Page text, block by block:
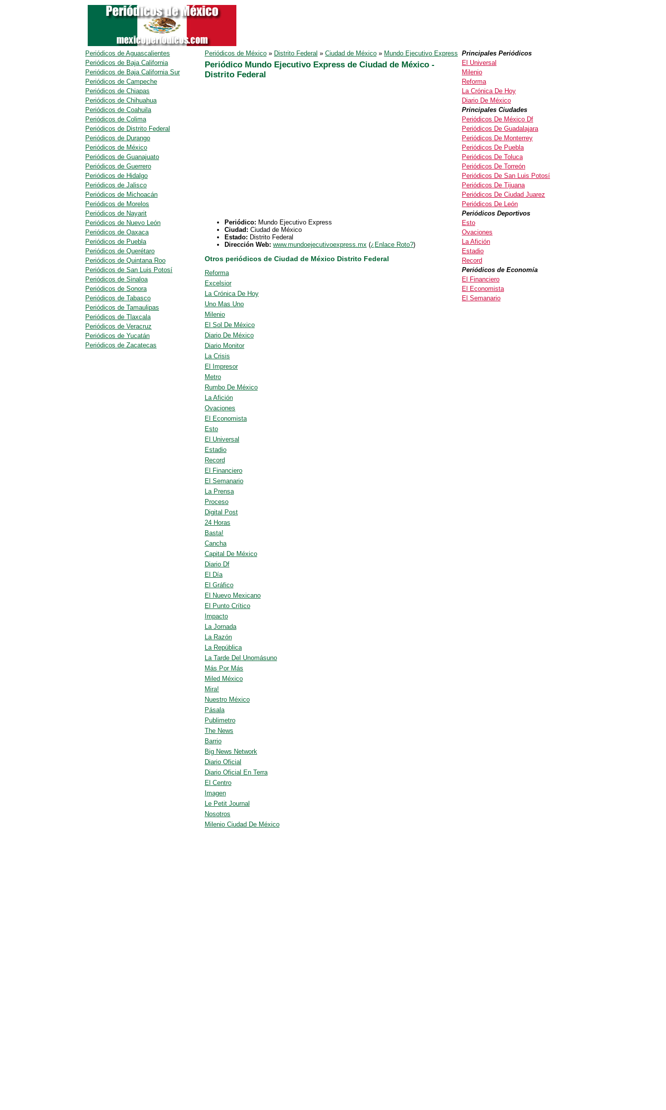
Periódicos de México» Distrito Federal » Ciudad de México» Mundo Ejecutivo Express
Periódico Mundo Ejecutivo Express de Ciudad de México -
Distrito Federal
Periódico: Mundo Ejecutivo Express
Ciudad: Ciudad de México
Estado: Distrito Federal
Dirección Web: www.mundoejecutivoexpress.mx(¿Enlace Roto?)
Otros periódicos de Ciudad de México Distrito Federal
Reforma
Excelsior
La Crónica De Hoy
Uno Mas Uno
Milenio
El Sol De México
Diario De México
Diario Monitor
La Crisis
El Impresor
Metro
Rumbo De México
La Afición
Ovaciones
El Economista
Esto
El Universal
Estadio
Record
El Financiero
El Semanario
La Prensa
Proceso
Digital Post
24 Horas
Basta!
Cancha
Capital De México
Diario Df
El Día
El Gráfico
El Nuevo Mexicano
El Punto Crítico
Impacto
La Jornada
La Razón
La República
La Tarde Del Unomásuno
Más Por Más
Miled México
Mira!
Nuestro México
Pásala
Publimetro
The News
Barrio
Big News Network
Diario Oficial
Diario Oficial En Terra
El Centro
Imagen
Le Petit Journal
Nosotros
Milenio Ciudad De México
Periódicos de Aguascalientes
Periódicos de Baja California
Periódicos de Baja California Sur
Periódicos de Campeche
Periódicos de Chiapas
Periódicos de Chihuahua
Periódicos de Coahuila
Periódicos de Colima
Periódicos de Distrito Federal
Periódicos de Durango
Periódicos de México
Periódicos de Guanajuato
Periódicos de Guerrero
Periódicos de Hidalgo
Periódicos de Jalisco
Periódicos de Michoacán
Periódicos de Morelos
Periódicos de Nayarit
Periódicos de Nuevo León
Periódicos de Oaxaca
Periódicos de Puebla
Periódicos de Querétaro
Periódicos de Quintana Roo
Periódicos de San Luis Potosí
Periódicos de Sinaloa
Periódicos de Sonora
Periódicos de Tabasco
Periódicos de Tamaulipas
Periódicos de Tlaxcala
Periódicos de Veracruz
Periódicos de Yucatán
Periódicos de Zacatecas
Principales Periódicos
El Universal
Milenio
Reforma
La Crónica De Hoy
Diario De México
Principales Ciudades
Periódicos De México Df
Periódicos De Guadalajara
Periódicos De Monterrey
Periódicos De Puebla
Periódicos De Toluca
Periódicos De Torreón
Periódicos De San Luis Potosí
Periódicos De Tijuana
Periódicos De Ciudad Juarez
Periódicos De León
Periódicos Deportivos
Esto
Ovaciones
La Afición
Estadio
Record
Periódicos de Economía
El Financiero
El Economista
El Semanario